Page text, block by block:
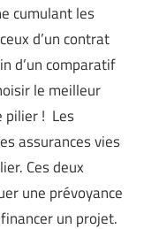
cumulant les
d’un contrat
d’un comparatif
le meilleur
pilier ! Les
assurances vies
Ces deux
une prévoyance
un projet.